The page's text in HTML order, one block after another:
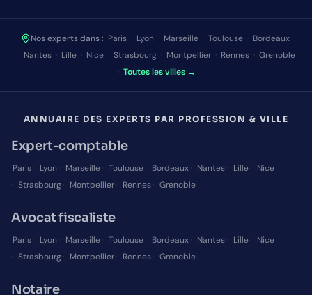
Nos experts dans : Paris · Lyon · Marseille · Toulouse · Bordeaux
· Nantes · Lille · Nice · Strasbourg · Montpellier · Rennes · Grenoble
· Toutes les villes →
ANNUAIRE DES EXPERTS PAR PROFESSION & VILLE
Expert-comptable
Paris Lyon Marseille Toulouse Bordeaux Nantes Lille
Nice
Strasbourg Montpellier Rennes Grenoble
Avocat fiscaliste
Paris Lyon Marseille Toulouse Bordeaux Nantes Lille
Nice
Strasbourg Montpellier Rennes Grenoble
Notaire